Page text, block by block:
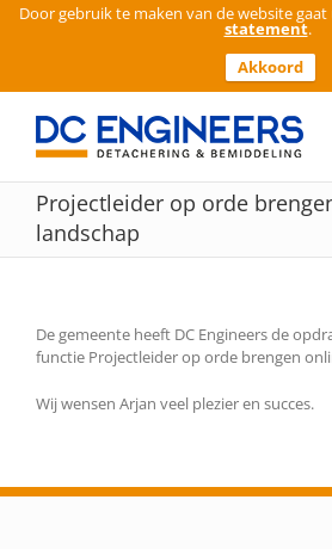
Door gebruik te maken van de website
statement.
Akkoord
Ga
inhoud
Projectleider op orde
landschap
De gemeente heeft DC Engineers de
functie Projectleider op orde brengen
Wij wensen Arjan veel plezier en succes.